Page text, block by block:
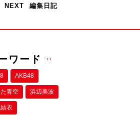
NEXT 編集日記
ワード
AKB48
⻘空 浜辺美波
衣